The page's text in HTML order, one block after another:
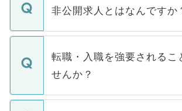
登録内容を確認し、その後メ
ます。通常、5営業日以内に
いただきますので、しばらく
非公開求人とはなんですか
マイナビDOCTORで取り扱っ
うち約3割は、Webサイトか
けない「非公開求人」です。
下記の理由によって、一般に
ません。
転職・入職を強要されるこ
せんか？
転職・入職を強要することは